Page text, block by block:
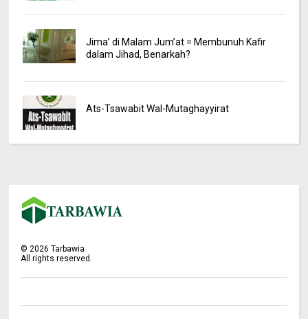
Jima’ di Malam Jum’at = Membunuh Kafir
dalam Jihad, Benarkah?
Ats-Tsawabit Wal-Mutaghayyirat
© 2026 Tarbawia
All rights reserved.